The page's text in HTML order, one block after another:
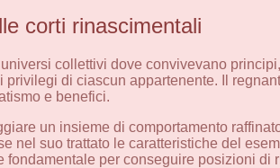
corti rinascimentali
collettivi dove convivevano
di ciascun appartenente. Il
e benefici.
un insieme di comportamento
nel suo trattato le caratteristiche del
fondamentale per conseguire posizioni di